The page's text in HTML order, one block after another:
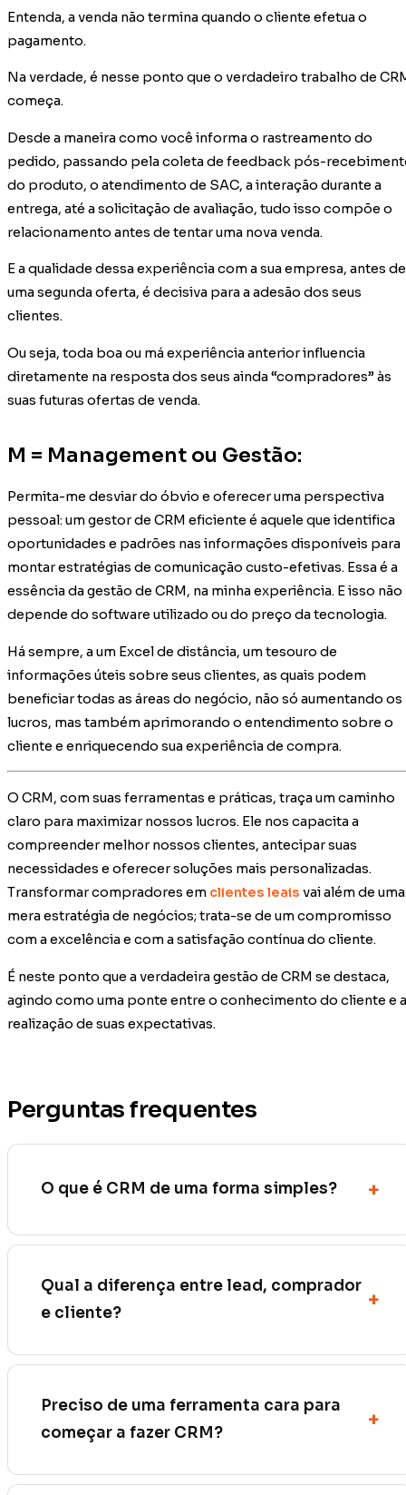
Entenda, a venda não termina quando o cliente efetua o
pagamento.
Na verdade, é nesse ponto que o verdadeiro trabalho de
começa.
Desde a maneira como você informa o rastreamento do
pedido, passando pela coleta de feedback pós-
do produto, o atendimento de SAC, a interação durante a
entrega, até a solicitação de avaliação, tudo isso compõe o
relacionamento antes de tentar uma nova venda.
E a qualidade dessa experiência com a sua empresa, antes de
uma segunda oferta, é decisiva para a adesão dos seus
clientes.
Ou seja, toda boa ou má experiência anterior influencia
diretamente na resposta dos seus ainda “compradores” às
suas futuras ofertas de venda.
M = Management ou Gestão:
Permita-me desviar do óbvio e oferecer uma perspectiva
pessoal: um gestor de CRM eficiente é aquele que identifica
oportunidades e padrões nas informações disponíveis para
montar estratégias de comunicação custo-efetivas. Essa é a
essência da gestão de CRM, na minha experiência. E isso não
depende do software utilizado ou do preço da tecnologia.
Há sempre, a um Excel de distância, um tesouro de
informações úteis sobre seus clientes, as quais podem
beneficiar todas as áreas do negócio, não só aumentando os
lucros, mas também aprimorando o entendimento sobre o
cliente e enriquecendo sua experiência de compra.
O CRM, com suas ferramentas e práticas, traça um caminho
claro para maximizar nossos lucros. Ele nos capacita a
compreender melhor nossos clientes, antecipar suas
necessidades e oferecer soluções mais personalizadas.
Transformar compradores em clientes leais vai além de uma
mera estratégia de negócios; trata-se de um compromisso
com a excelência e com a satisfação contínua do cliente.
É neste ponto que a verdadeira gestão de CRM se destaca,
agindo como uma ponte entre o conhecimento do cliente e a
realização de suas expectativas.
Perguntas frequentes
O que é CRM de uma forma simples?
Qual a diferença entre lead, comprador
e cliente?
Preciso de uma ferramenta cara para
começar a fazer CRM?